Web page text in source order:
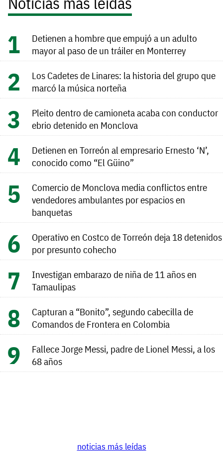
Detienen a hombre que empujó a un adulto
mayor al paso de un tráiler en Monterrey
Los Cadetes de Linares: la historia del grupo que
marcó la música norteña
Pleito dentro de camioneta acaba con conductor
ebrio detenido en Monclova
Detienen en Torreón al empresario Ernesto ‘N’,
conocido como “El Güino”
Comercio de Monclova media conflictos entre
vendedores ambulantes por espacios en
banquetas
Operativo en Costco de Torreón deja 18 detenidos
por presunto cohecho
Investigan embarazo de niña de 11 años en
Tamaulipas
Capturan a “Bonito”, segundo cabecilla de
Comandos de Frontera en Colombia
Fallece Jorge Messi, padre de Lionel Messi, a los
68 años
noticias más leídas